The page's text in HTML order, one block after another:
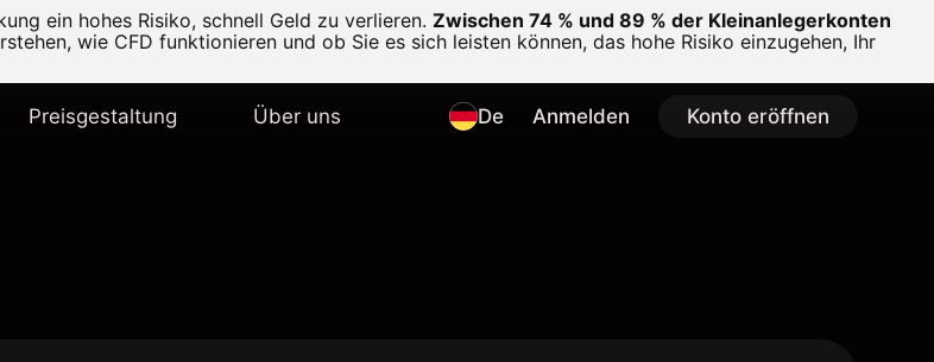
ein hohes Risiko, schnell Geld zu verlieren. Zwischen 74 % und 89 % der Kleinanlegerkonten
wie CFD funktionieren und ob Sie es sich leisten können, das hohe Risiko einzugehen, Ihr
Preisgestaltung Über uns De Anmelden Konto eröffnen